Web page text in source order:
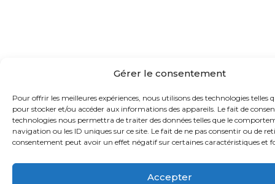
Gérer le consentement
Pour offrir les meilleures expériences, nous utilisons des technologies telles
pour stocker et/ou accéder aux informations des appareils. Le fait de
technologies nous permettra de traiter des données telles que le
navigation ou les ID uniques sur ce site. Le fait de ne pas consentir ou de
consentement peut avoir un effet négatif sur certaines caractéristiques et
Accepter